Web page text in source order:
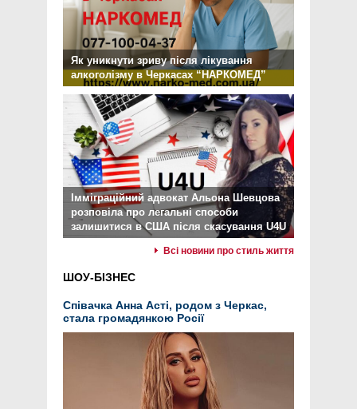
Як уникнути зриву після лікування
алкоголізму в Черкасах “НАРКОМЕД”
Імміграційний адвокат Альона Шевцова
розповіла про легальні способи
залишитися в США після скасування U4U
Всі новини про стиль життя
ШОУ-БІЗНЕС
Співачка Анна Асті, родом з Черкас,
стала громадянкою Росії